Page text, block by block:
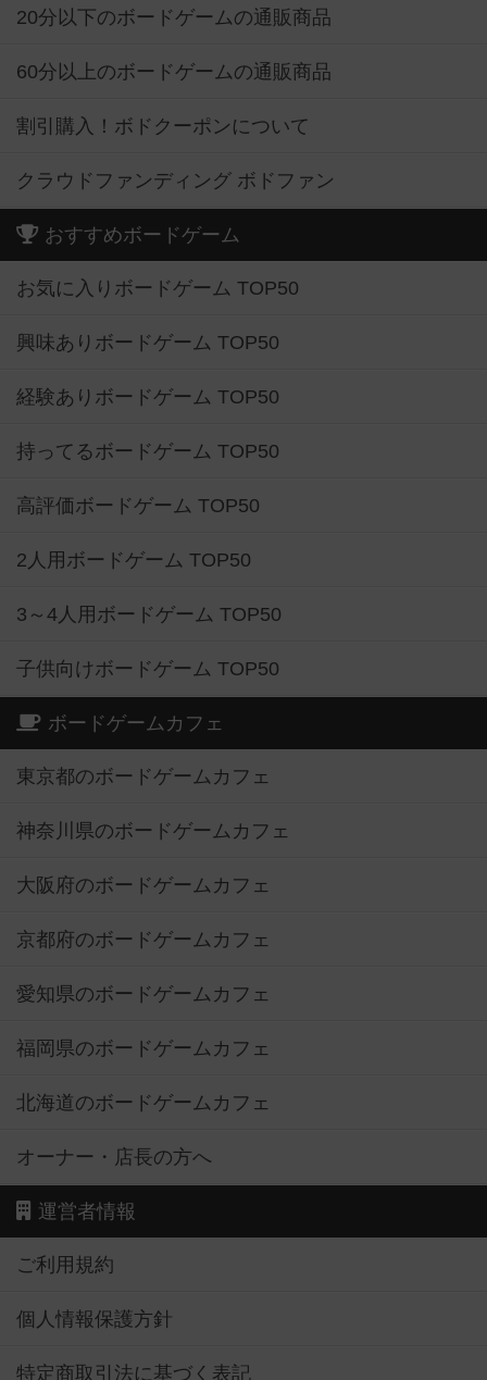
20分以下のボードゲームの通販商品
60分以上のボードゲームの通販商品
割引購入！ボドクーポンについて
クラウドファンディング ボドファン
おすすめボードゲーム
お気に入りボードゲーム TOP50
興味ありボードゲーム TOP50
経験ありボードゲーム TOP50
持ってるボードゲーム TOP50
高評価ボードゲーム TOP50
2人用ボードゲーム TOP50
3～4人用ボードゲーム TOP50
子供向けボードゲーム TOP50
ボードゲームカフェ
東京都のボードゲームカフェ
神奈川県のボードゲームカフェ
大阪府のボードゲームカフェ
京都府のボードゲームカフェ
愛知県のボードゲームカフェ
福岡県のボードゲームカフェ
北海道のボードゲームカフェ
オーナー・店長の方へ
運営者情報
ご利用規約
個人情報保護方針
特定商取引法に基づく表記